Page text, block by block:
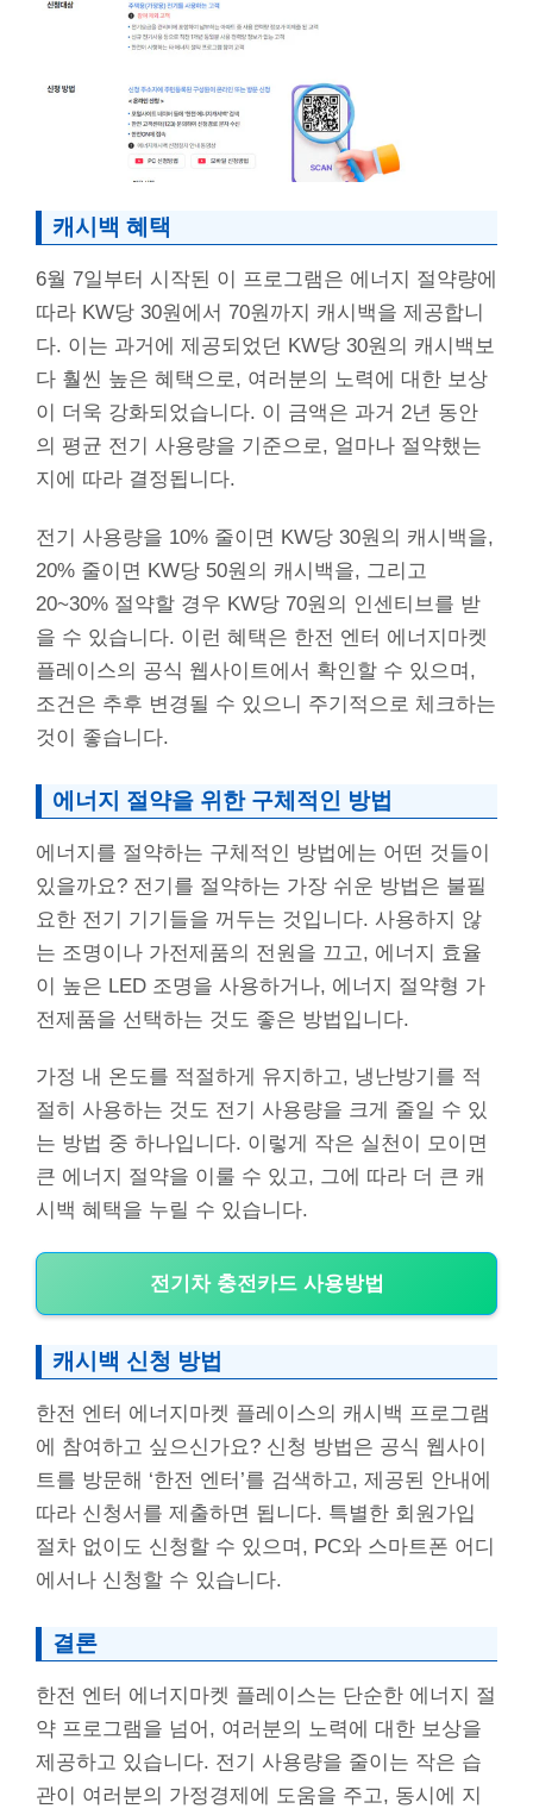
캐시백 혜택
6월 7일부터 시작된 이 프로그램은 에너지 절약량에
따라 KW당 30원에서 70원까지 캐시백을 제공합니
다. 이는 과거에 제공되었던 KW당 30원의 캐시백보
다 훨씬 높은 혜택으로, 여러분의 노력에 대한 보상
이 더욱 강화되었습니다. 이 금액은 과거 2년 동안
의 평균 전기 사용량을 기준으로, 얼마나 절약했는
지에 따라 결정됩니다.
전기 사용량을 10% 줄이면 KW당 30원의 캐시백을,
20% 줄이면 KW당 50원의 캐시백을, 그리고
20~30% 절약할 경우 KW당 70원의 인센티브를 받
을 수 있습니다. 이런 혜택은 한전 엔터 에너지마켓
플레이스의 공식 웹사이트에서 확인할 수 있으며,
조건은 추후 변경될 수 있으니 주기적으로 체크하는
것이 좋습니다.
에너지 절약을 위한 구체적인 방법
에너지를 절약하는 구체적인 방법에는 어떤 것들이
있을까요? 전기를 절약하는 가장 쉬운 방법은 불필
요한 전기 기기들을 꺼두는 것입니다. 사용하지 않
는 조명이나 가전제품의 전원을 끄고, 에너지 효율
이 높은 LED 조명을 사용하거나, 에너지 절약형 가
전제품을 선택하는 것도 좋은 방법입니다.
가정 내 온도를 적절하게 유지하고, 냉난방기를 적
절히 사용하는 것도 전기 사용량을 크게 줄일 수 있
는 방법 중 하나입니다. 이렇게 작은 실천이 모이면
큰 에너지 절약을 이룰 수 있고, 그에 따라 더 큰 캐
시백 혜택을 누릴 수 있습니다.
전기차 충전카드 사용방법
캐시백 신청 방법
한전 엔터 에너지마켓 플레이스의 캐시백 프로그램
에 참여하고 싶으신가요? 신청 방법은 공식 웹사이
트를 방문해 ‘한전 엔터’를 검색하고, 제공된 안내에
따라 신청서를 제출하면 됩니다. 특별한 회원가입
절차 없이도 신청할 수 있으며, PC와 스마트폰 어디
에서나 신청할 수 있습니다.
결론
한전 엔터 에너지마켓 플레이스는 단순한 에너지 절
약 프로그램을 넘어, 여러분의 노력에 대한 보상을
제공하고 있습니다. 전기 사용량을 줄이는 작은 습
관이 여러분의 가정경제에 도움을 주고, 동시에 지